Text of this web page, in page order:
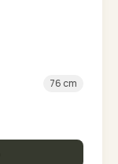
76 cm